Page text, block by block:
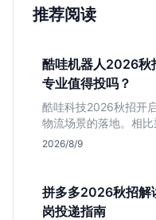
推荐阅读
酷哇机器人2026秋
专业值得投吗？
酷哇科技2026秋招开
物流场景的落地。相
晰，现金流相对健康。
2026/8/9
拼多多2026秋招解
岗投递指南